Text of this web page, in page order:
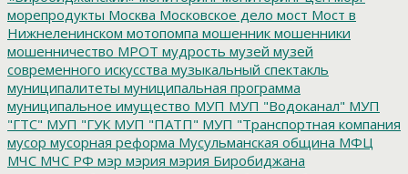
морепродукты Москва Московское дело мост Мост в
Нижнеленинском мотопомпа мошенник мошенники
мошенничество МРОТ мудрость музей музей
современного искусства музыкальный спектакль
муниципалитеты муниципальная программа
муниципальное имущество МУП МУП "Водоканал" МУП
"ГТС" МУП "ГУК МУП "ПАТП" МУП "Транспортная компания
мусор мусорная реформа Мусульманская община МФЦ
МЧС МЧС РФ мэр мэрия мэрия Биробиджана